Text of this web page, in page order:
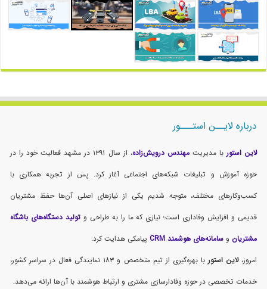
درباره لایــن استـــور
لاین استور با مدیریتمهندس درویش‌زاده
، از سال ۱۳۹۱ در مشهد فعالیت خود را در
حوزه آموزش و تبلیغات شبکه‌های اجتماعی آغاز کرد. پس از تجربه همکاری با
کسب‌وکارهای مختلف، متوجه شدیم یکی از نیازهای اصلی آن‌ها حفظ مشتریان
قدیمی و افزایش وفاداری است؛ نیازی که ما را به طراحی وتولید دستگاه‌های باشگاه
مشتریان وسامانه‌های هوشمند CRM
پیامکی هدایت کرد.
امروز،لاین استور
با بهره‌گیری از تیم متخصص و ۱۸۳ نمایندگی فعال در سراسر کشور،
خدمات تخصصی در حوزه وفادارسازی مشتری و ارتباط هوشمند با آن‌ها ارائه می‌دهد.